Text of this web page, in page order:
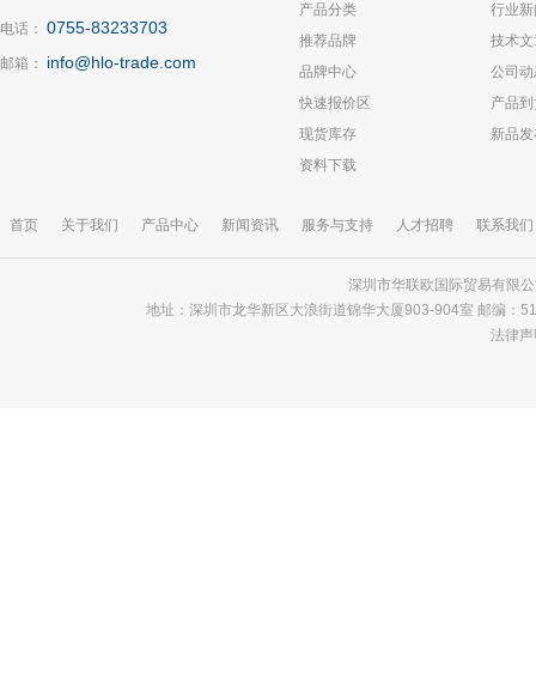
电话： 0755-83233703
邮箱： info@hlo-trade.com
产品分类
推荐品牌
品牌中心
快速报价区
现货库存
资料下载
行业
技术
公司
产品
新品
首页 关于我们 产品中心 新闻资讯 服务与支持 人才招聘 联系我们
深圳市华联欧国际贸易有限
地址：深圳市龙华新区大浪街道锦华大厦903-904室 邮编
法律